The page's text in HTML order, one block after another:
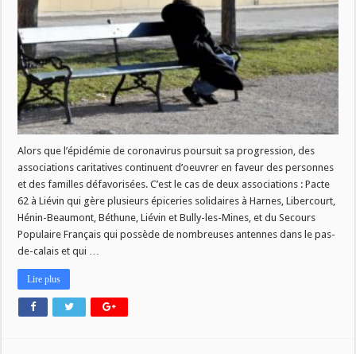
CARITATIVES
SUR
LE
FRONT
DU
CORONAVIRUS
Alors que l’épidémie de coronavirus poursuit sa progression, des
associations caritatives continuent d’oeuvrer en faveur des personnes
et des familles défavorisées. C’est le cas de deux associations : Pacte
62 à Liévin qui gère plusieurs épiceries solidaires à Harnes, Libercourt,
Hénin-Beaumont, Béthune, Liévin et Bully-les-Mines, et du Secours
Populaire Français qui possède de nombreuses antennes dans le pas-
de-calais et qui …
Lire plus